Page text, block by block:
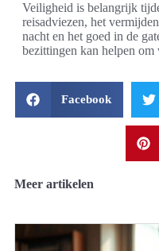
Veiligheid is belangrijk
reisadviezen, het
nacht en het goed in de
bezittingen kan helpen
Facebook
Meer artikelen